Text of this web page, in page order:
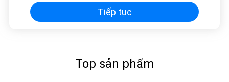
Tiếp tục
Top sản phẩm